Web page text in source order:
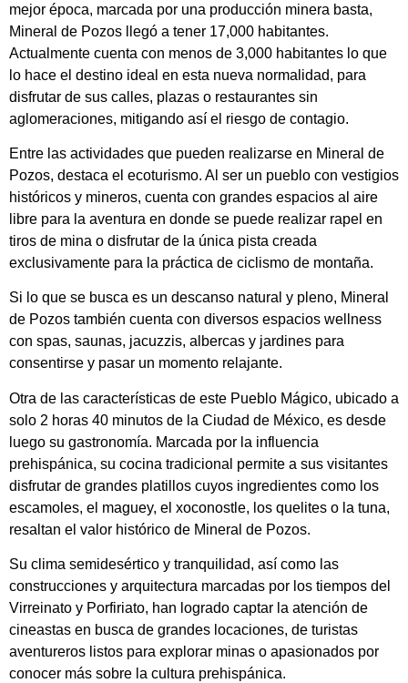
mejor época, marcada por una producción minera basta,
Mineral de Pozos llegó a tener 17,000 habitantes.
Actualmente cuenta con menos de 3,000 habitantes lo que
lo hace el destino ideal en esta nueva normalidad, para
disfrutar de sus calles, plazas o restaurantes sin
aglomeraciones, mitigando así el riesgo de contagio.
Entre las actividades que pueden realizarse en Mineral de
Pozos, destaca el ecoturismo. Al ser un pueblo con vestigios
históricos y mineros, cuenta con grandes espacios al aire
libre para la aventura en donde se puede realizar rapel en
tiros de mina o disfrutar de la única pista creada
exclusivamente para la práctica de ciclismo de montaña.
Si lo que se busca es un descanso natural y pleno, Mineral
de Pozos también cuenta con diversos espacios wellness
con spas, saunas, jacuzzis, albercas y jardines para
consentirse y pasar un momento relajante.
Otra de las características de este Pueblo Mágico, ubicado a
solo 2 horas 40 minutos de la Ciudad de México, es desde
luego su gastronomía. Marcada por la influencia
prehispánica, su cocina tradicional permite a sus visitantes
disfrutar de grandes platillos cuyos ingredientes como los
escamoles, el maguey, el xoconostle, los quelites o la tuna,
resaltan el valor histórico de Mineral de Pozos.
Su clima semidesértico y tranquilidad, así como las
construcciones y arquitectura marcadas por los tiempos del
Virreinato y Porfiriato, han logrado captar la atención de
cineastas en busca de grandes locaciones, de turistas
aventureros listos para explorar minas o apasionados por
conocer más sobre la cultura prehispánica.